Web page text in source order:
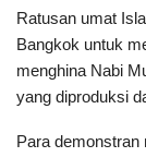
Ratusan umat
Bangkok untuk
menghina Nabi
yang diproduksi
Para demonstran